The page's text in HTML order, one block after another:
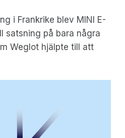
i Frankrike blev MINI E-
satsning på bara några
Weglot hjälpte till att